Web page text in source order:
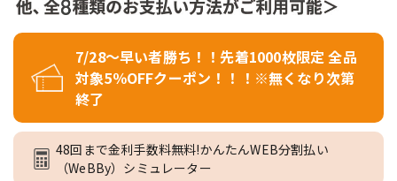
7/28～早い者勝ち！！先着1000枚限定 全品
対象5％OFFクーポン！！！※無くなり次第
終了
48回まで金利手数料無料!かんたんWEB分割払い
（WeBBy）シミュレーター